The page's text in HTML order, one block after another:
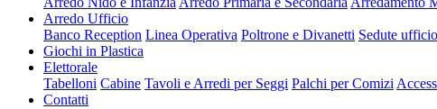
Arredo Ufficio
Banco Reception Linea Operativa Poltrone e Divanetti Sedute ufficio
Giochi in Plastica
Elettorale
Tabelloni Cabine Tavoli e Arredi per Seggi Palchi per Comizi
Contatti